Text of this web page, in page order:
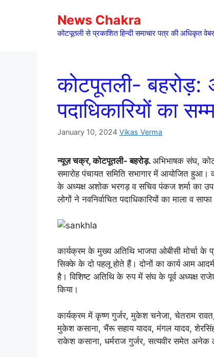
News Chakra
कोटपूतली से प्रकाशित हिन्दी समाचार पत्र की अधिकृत
कोटपूतली- बहरोड़:
पदाधिकारियों का
January 10, 2024 Vikas Verma
न्यूज़ चक्र, कोटपूतली- बहरोड़. अभिभाषक संघ,
समारोह पंचायत समिति सभागार में आयोजित हुआ।
के अध्यक्ष अशोक भरगड़ व सचिव पंकज शर्मा का उप
लोगों ने नवनिर्वाचित पदाधिकारियों का माला व
कार्यक्रम के मुख्य अतिथि भाजपा ओबीसी मोर्चा के
सिक्के के दो पहलू होते हैं। दोनों का कार्य आम
है। विशिष्ट अतिथि के रुप में संघ के पूर्व अध्यक्ष
किया।
कार्यक्रम में कृष्ण गुर्जर, मुकेश चनेजा, चेतराम रावत,
मुकेश कसाना, भैंरू सहाय यादव, मंगल यादव,
राकेश कसाना, धर्मराज गुर्जर, सत्यवीर समेत अनेक